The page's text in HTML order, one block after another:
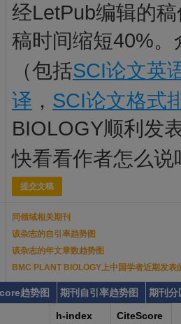
经LetPub编辑的
稿时间缩短40%
（包括SCI论文英
译 ， SCI论文格式
BIOLOGY顺利发
快看看作者怎么说
提交文稿
同领域相关期刊
该杂志的自引率趋势图
该杂志的年文章数趋势图
BMC PLANT BIOLOGY上中国学者近期发表
趋势图 期刊自引率趋势图
期刊分
h-index CiteScore